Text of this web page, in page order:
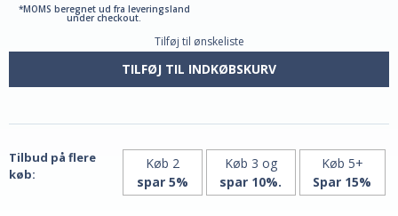
*MOMS beregnet ud fra leveringsland
under checkout.
mg
60
mg
Tilføj til ønskeliste
TILFØJ TIL INDKØBSKURV
Tilbud på flere
køb:
Køb 2
spar 5%
Køb 3 og
spar 10%.
Køb 5+
Spar 15%